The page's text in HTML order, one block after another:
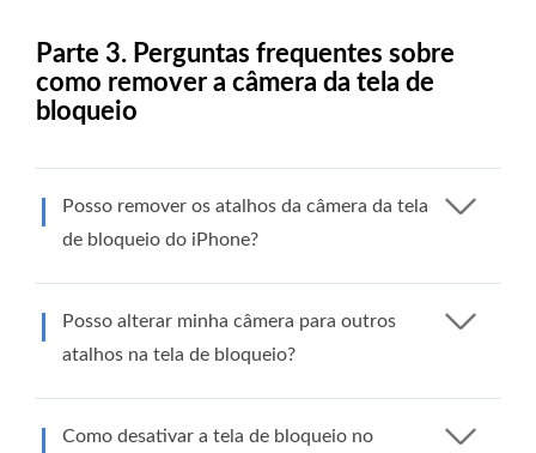
Parte 3. Perguntas frequentes sobre
como remover a câmera da tela de
bloqueio
Posso remover os atalhos da câmera da tela
de bloqueio do iPhone?
Posso alterar minha câmera para outros
atalhos na tela de bloqueio?
Como desativar a tela de bloqueio no